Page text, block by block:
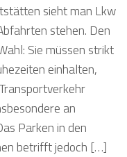
sieht man Lkw
stehen. Den
Sie müssen strikt
einhalten,
an
Parken in den
betrifft jedoch […]